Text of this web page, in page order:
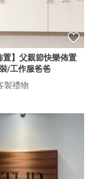
置】父親節快樂佈置
裝/工作服爸爸
製禮物